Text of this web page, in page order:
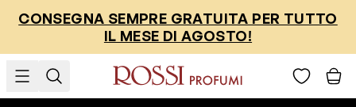
CONSEGNA SEMPRE GRATUITA PER TUTTO
IL MESE DI AGOSTO!